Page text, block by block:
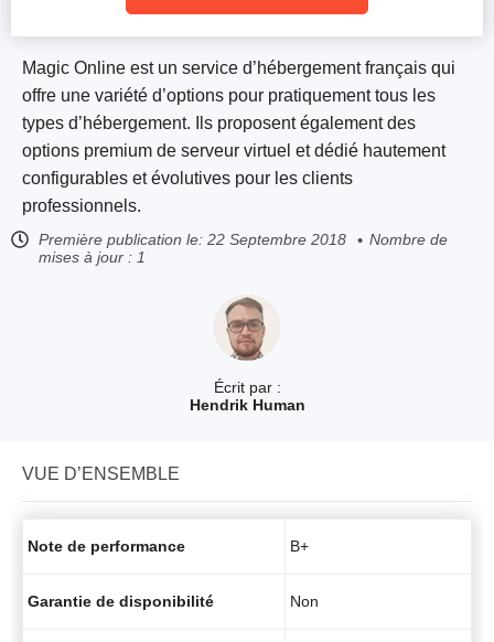
Écrit par :
Hendrik Human
Magic Online est un service d’hébergement français qui
offre une variété d’options pour pratiquement tous les
types d’hébergement. Ils proposent également des
options premium de serveur virtuel et dédié hautement
configurables et évolutives pour les clients
professionnels.
Première publication le: 22 Septembre 2018
Nombre de
mises à jour : 1
VUE D’ENSEMBLE
Note de performance B+
Garantie de disponibilité Non